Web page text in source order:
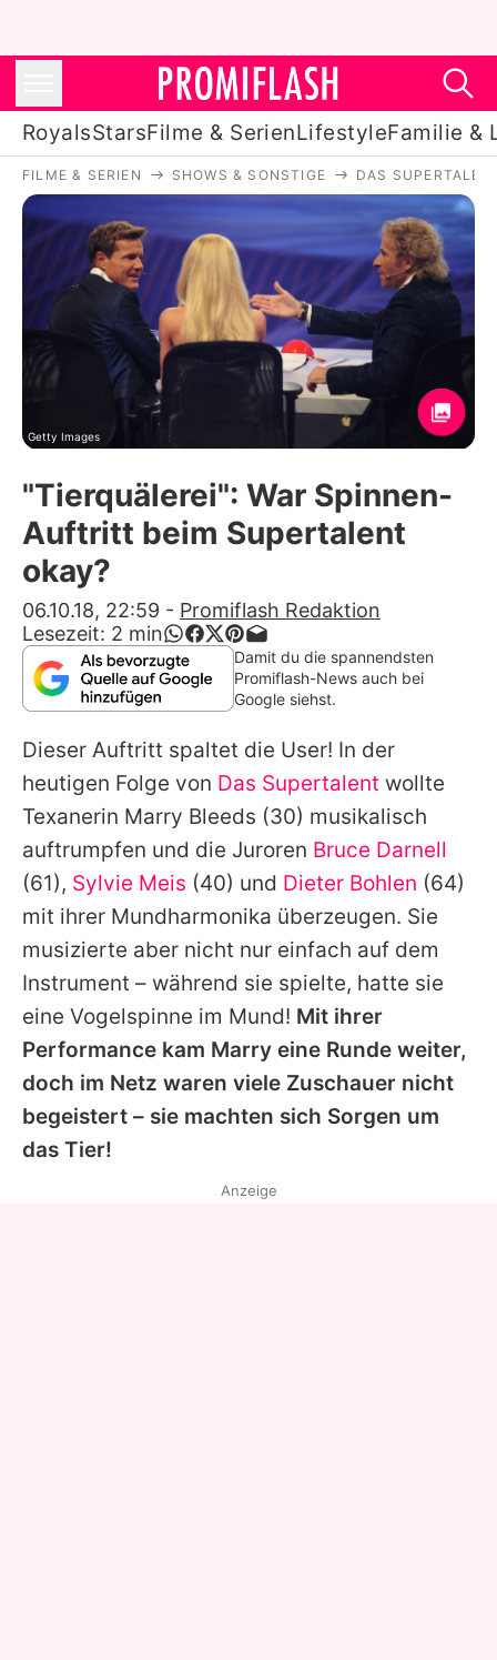
RoyalsStarsFilme & SerienLifestyleFamilie &
Royals
Stars
Filme & Serien
Lifestyle
Familie & Liebe
Promiflash Exklusiv
Alle Themen auf Promiflash
Jobs
App runterladen
Team
Redaktionelle Richtlinien
Impressum
Datenschutzerklärung
Nutzungsbedingungen
Utiq verwalten
FILME & SERIEN SHOWS & SONSTIGE DAS
Getty Images
"Tierquälerei": War Spinnen-
Auftritt beim Supertalent
okay?
06.10.18, 22:59 - Promiflash Redaktion
Lesezeit: 2 min
Damit du die spannendsten
Promiflash-News auch bei
Google siehst.
Dieser Auftritt spaltet die User! In der
heutigen Folge von Das Supertalent wollte
Texanerin Marry Bleeds (30) musikalisch
auftrumpfen und die Juroren Bruce Darnell
(61), Sylvie Meis (40) und Dieter Bohlen (64)
mit ihrer Mundharmonika überzeugen. Sie
musizierte aber nicht nur einfach auf dem
Instrument – während sie spielte, hatte sie
eine Vogelspinne im Mund! Mit ihrer
Performance kam Marry eine Runde weiter,
doch im Netz waren viele Zuschauer nicht
begeistert – sie machten sich Sorgen um
das Tier!
Anzeige